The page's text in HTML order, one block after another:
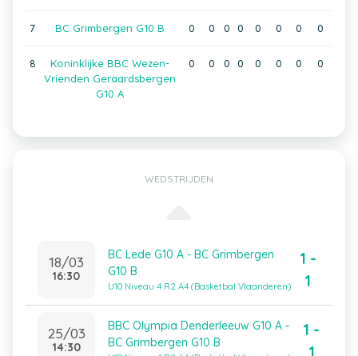
7 BC Grimbergen G10 B 0 0 0 0 0 0 0 0
8
Koninklijke BBC Wezen-
Vrienden Geraardsbergen
G10 A
0 0 0 0 0 0 0 0
WEDSTRIJDEN
18/03
16:30
BC Lede G10 A - BC Grimbergen
G10 B
U10 Niveau 4 R2 A4 (Basketbal Vlaanderen)
1 -
1
25/03
14:30
BBC Olympia Denderleeuw G10 A -
BC Grimbergen G10 B
1 -
1